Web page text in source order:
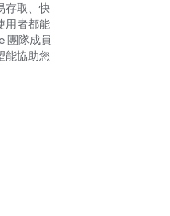
存取、快
用者都能
團隊成員
能協助您